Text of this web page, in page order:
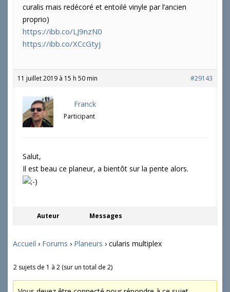
curalis mais redécoré et entoilé vinyle par l’ancien
proprio)
https://ibb.co/LJ9nzN0
https://ibb.co/XCcGtyj
11 juillet 2019 à 15 h 50 min #29143
Franck
Participant
Salut,
Il est beau ce planeur, a bientôt sur la pente alors.
Auteur Messages
Accueil › Forums › Planeurs › cularis multiplex
2 sujets de 1 à 2 (sur un total de 2)